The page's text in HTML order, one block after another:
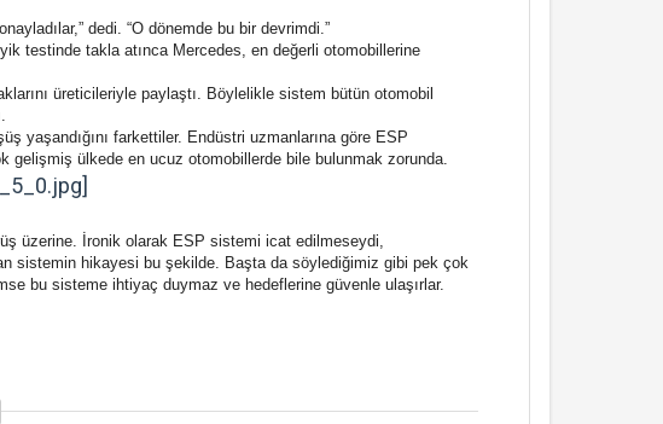
dedi. “O dönemde bu bir devrimdi.”
testinde takla atınca Mercedes, en değerli otomobillerine
üreticileriyle paylaştı. Böylelikle sistem bütün otomobil
yaşandığını farkettiler. Endüstri uzmanlarına göre ESP
gelişmiş ülkede en ucuz otomobillerde bile bulunmak zorunda.
üzerine. İronik olarak ESP sistemi icat edilmeseydi,
sistemin hikayesi bu şekilde. Başta da söylediğimiz gibi pek çok
bu sisteme ihtiyaç duymaz ve hedeflerine güvenle ulaşırlar.